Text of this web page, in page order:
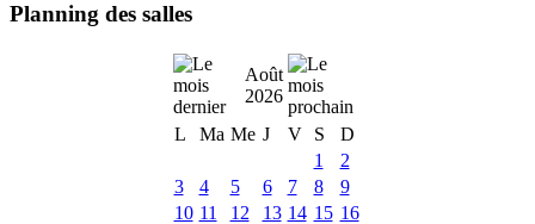
Planning des salles
Août
2026
L
Ma Me J V S
D
1
2
3
4 5 6 7 8
9
10 11 12 13 14 15 16